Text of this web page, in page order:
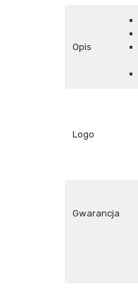
Opis
Logo
Gwarancja